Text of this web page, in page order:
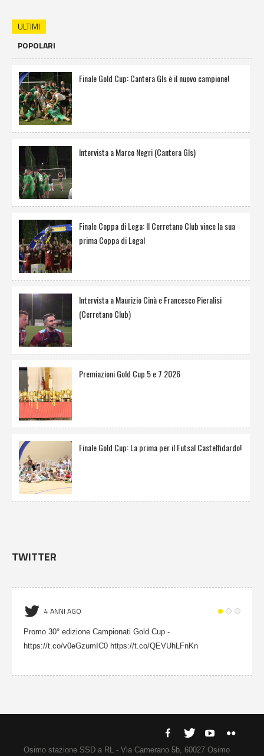
ULTIMI
POPOLARI
Finale Gold Cup: Cantera Gls è il nuovo campione!
Intervista a Marco Negri (Cantera Gls)
Finale Coppa di Lega: Il Cerretano Club vince la sua
prima Coppa di Lega!
Intervista a Maurizio Cinà e Francesco Pieralisi
(Cerretano Club)
Premiazioni Gold Cup 5 e 7 2026
Finale Gold Cup: La prima per il Futsal Castelfidardo!
TWITTER
4 ANNI AGO
Promo 30° edizione Campionati Gold Cup -
https://t.co/v0eGzumIC0 https://t.co/QEVUhLFnKn
Osimo stazione SSD a RL - Via Camerano 5b, 60027 Osimo